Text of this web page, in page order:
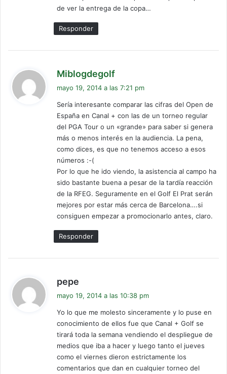
de ver la entrega de la copa…
Responder
Miblogdegolf
e
mayo 19, 2014 a las 7:21 pm
Sería interesante comparar las cifras del Open de
España en Canal + con las de un torneo regular
del PGA Tour o un «grande» para saber si genera
más o menos interés en la audiencia. La pena,
como dices, es que no tenemos acceso a esos
números :-(
Por lo que he ido viendo, la asistencia al campo ha
sido bastante buena a pesar de la tardía reacción
de la RFEG. Seguramente en el Golf El Prat serán
mejores por estar más cerca de Barcelona….si
consiguen empezar a promocionarlo antes, claro.
Responder
pepe
e
:
mayo 19, 2014 a las 10:38 pm
Yo lo que me molesto sinceramente y lo puse en
conocimiento de ellos fue que Canal + Golf se
tirará toda la semana vendiendo el despliegue de
medios que iba a hacer y luego tanto el jueves
como el viernes dieron estrictamente los
comentarios que dan en cualquier torneo del